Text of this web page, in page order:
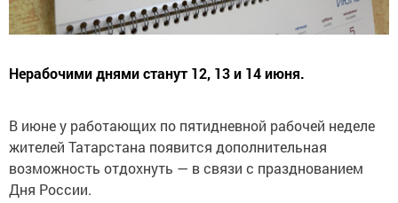
Нерабочими днями станут 12, 13 и 14 июня.
В июне у работающих по пятидневной рабочей неделе
жителей Татарстана появится дополнительная
возможность отдохнуть — в связи с празднованием
Дня России.